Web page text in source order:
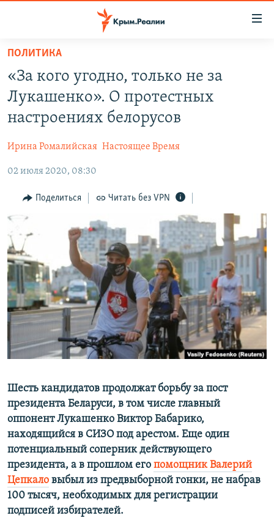
Вернуться
основному
содержанию
Вернутся
главной
навигации
Вернутся
поиску
СПЕЦПРОЕКТЫ
11 ЛЕТ ОККУПАЦИИ КРЫМА. 11 ИСТОРИЙ СОПРОТИВЛЕНИЯ
ВОДА
ЕЩЕ
ИНТЕРАКТИВ
ИНФОГРАФИКА
ТЕЛЕПРОЕКТ КРЫМ.РЕАЛИИ
СОВЕТЫ ПРАВОЗАЩИТНИКОВ
ПРОПАВШИЕ БЕЗ ВЕСТИ
ПОБЕДИТЕЛЕЙ НЕ СУДЯТ?
КРЫМ.НЕПОКОРЕННЫЙ
УКРАИНСКАЯ ПРОБЛЕМА КРЫМА
РАДІО СВОБОДА
КАК ОБОЙТИ БЛОКИРОВКУ
Українською
Qırımtatar
ПРИСОЕДИНЯЙТЕСЬ!
ПОЛИТИКА
«За кого угодно, только не за
Лукашенко». О протестных
настроениях белорусов
Ирина Ромалийская Настоящее Время
02 июля 2020, 08:30
Поделиться Читать без VPN
Шесть кандидатов продолжат борьбу за пост
президента Беларуси, в том числе главный
оппонент Лукашенко Виктор Бабарико,
находящийся в СИЗО под арестом. Еще один
потенциальный соперник действующего
президента, а в прошлом его помощник Валерий
Цепкало выбыл из предвыборной гонки, не набрав
100 тысяч, необходимых для регистрации
подписей избирателей.